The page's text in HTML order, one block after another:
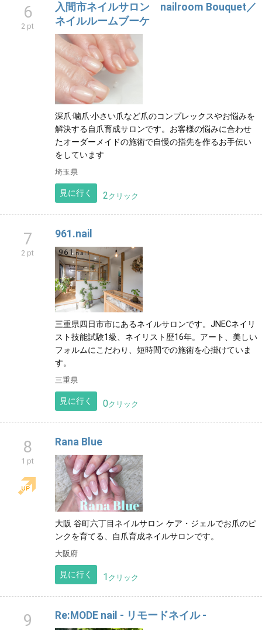
6
2 pt
入間市ネイルサロン nailroom Bouquet／
ネイルルームブーケ
深爪·噛爪·小さい爪など爪のコンプレックスやお悩みを
解決する自爪育成サロンです。お客様の悩みに合わせ
たオーダーメイドの施術で自慢の指先を作るお手伝い
をしています
埼玉県
見に行く 2クリック
7
2 pt
961.nail
三重県四日市市にあるネイルサロンです。JNECネイリ
スト技能試験1級、ネイリスト歴16年。アート、美しい
フォルムにこだわり、短時間での施術を心掛けていま
す。
三重県
見に行く 0クリック
8
1 pt
Rana Blue
大阪 谷町六丁目ネイルサロン ケア・ジェルでお爪のピ
ンクを育てる、自爪育成ネイルサロンです。
大阪府
見に行く 1 クリック
9 Re:MODE nail - リモードネイル -